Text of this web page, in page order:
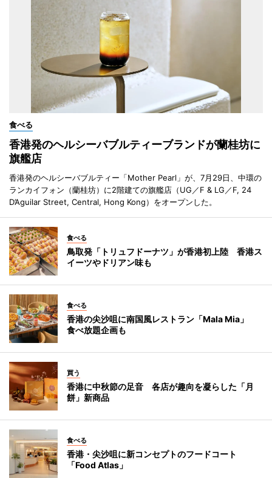
食べる
香港発のヘルシーバブルティーブランドが蘭桂坊に
旗艦店
香港発のヘルシーバブルティー「Mother Pearl」が、7月29日、中環の
ランカイフォン（蘭桂坊）に2階建ての旗艦店（UG／F & LG／F, 24
D’Aguilar Street, Central, Hong Kong）をオープンした。
食べる
鳥取発「トリュフドーナツ」が香港初上陸 香港ス
イーツやドリアン味も
食べる
香港の尖沙咀に南国風レストラン「Mala Mia」
食べ放題企画も
買う
香港に中秋節の足音 各店が趣向を凝らした「月
餅」新商品
食べる
香港・尖沙咀に新コンセプトのフードコート
「Food Atlas」